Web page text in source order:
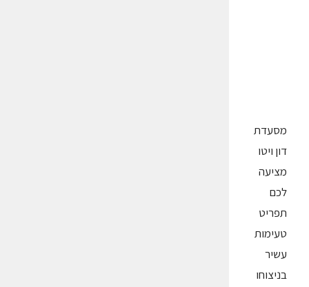
מסעדת
דון ויטו
מציעה
לכם
תפריט
טעימות
עשיר
בניצוחו